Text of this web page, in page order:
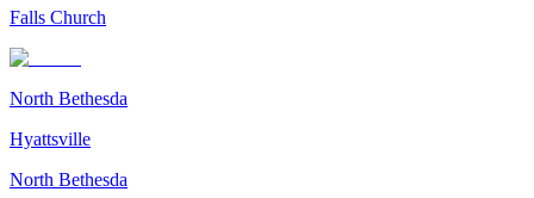
Falls Church
North Bethesda
Hyattsville
North Bethesda